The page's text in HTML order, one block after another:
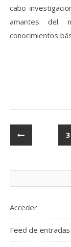
cabo
amantes del
conocimientos
3
Acceder
Feed de entradas